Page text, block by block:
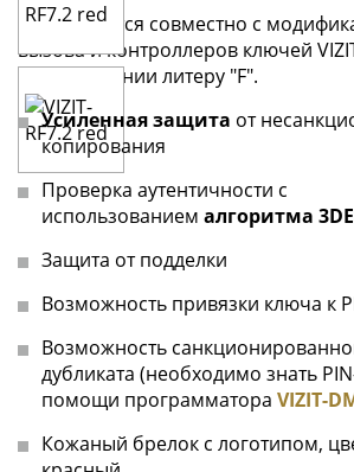
Используется совместно с
вызова и контроллеров ключей
наименовании литеру "F".
Усиленная защита от
копирования
Проверка аутентичности с
использованием алгоритма
Защита от подделки
Возможность привязки ключа к
Возможность
дубликата (необходимо знать
помощи программатора VIZIT-
Кожаный брелок с логотипом,